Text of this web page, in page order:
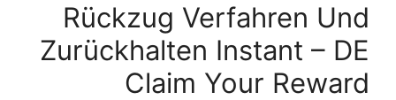
Rückzug Verfahren Und
Zurückhalten Instant – DE
Claim Your Reward